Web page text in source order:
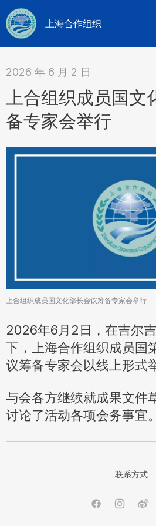
上海合作组织
2026 年 6 月 2 日
上合组织成员国文
备专家会举行
上合组织成员国文化部长会议筹备专家会举行
2026年6月2日，在吉尔
下，上海合作组织成员国
议筹备专家会以线上形式
与会各方继续就成果文件
讨论了活动各项会务事宜。
联系方式